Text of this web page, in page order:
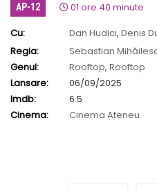
AP-12
01 ore 40 minute
Cu:
Dan Hudici, Denis
Amador Motoi,Mihai Chirilă
Regia:
Sebastian
Genul:
Rooftop, Rooftop
Lansare:
06/09/2025
Imdb:
6.5
Cinema:
Cinema Ateneu